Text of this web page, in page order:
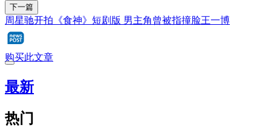
下一篇
周星驰开拍《食神》短剧版 男主角曾被指撞脸王一博
购买此文章
最新
热门